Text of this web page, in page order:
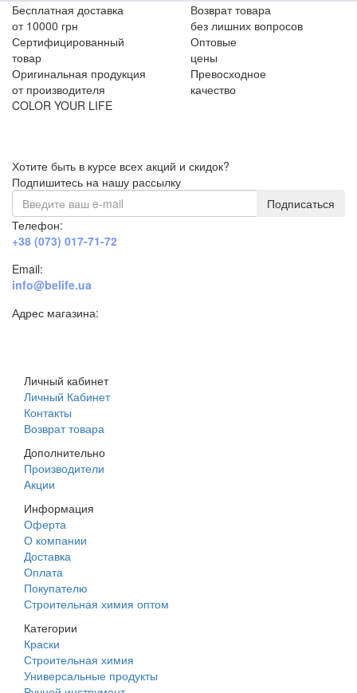
Бесплатная доставка
от 10000 грн
Возврат товара
без лишних вопросов
Сертифицированный
товар
Оптовые
цены
Оригинальная продукция
от производителя
Превосходное
качество
COLOR YOUR LIFE
Хотите быть в курсе всех акций и скидок?
Подпишитесь на нашу рассылку
Подписаться
Телефон:
+38 (073) 017-71-72
Email:
info@belife.ua
Адрес магазина:
Личный кабинет
Личный Кабинет
Контакты
Возврат товара
Дополнительно
Производители
Акции
Информация
Оферта
О компании
Доставка
Оплата
Покупателю
Строительная химия оптом
Категории
Краски
Строительная химия
Универсальные продукты